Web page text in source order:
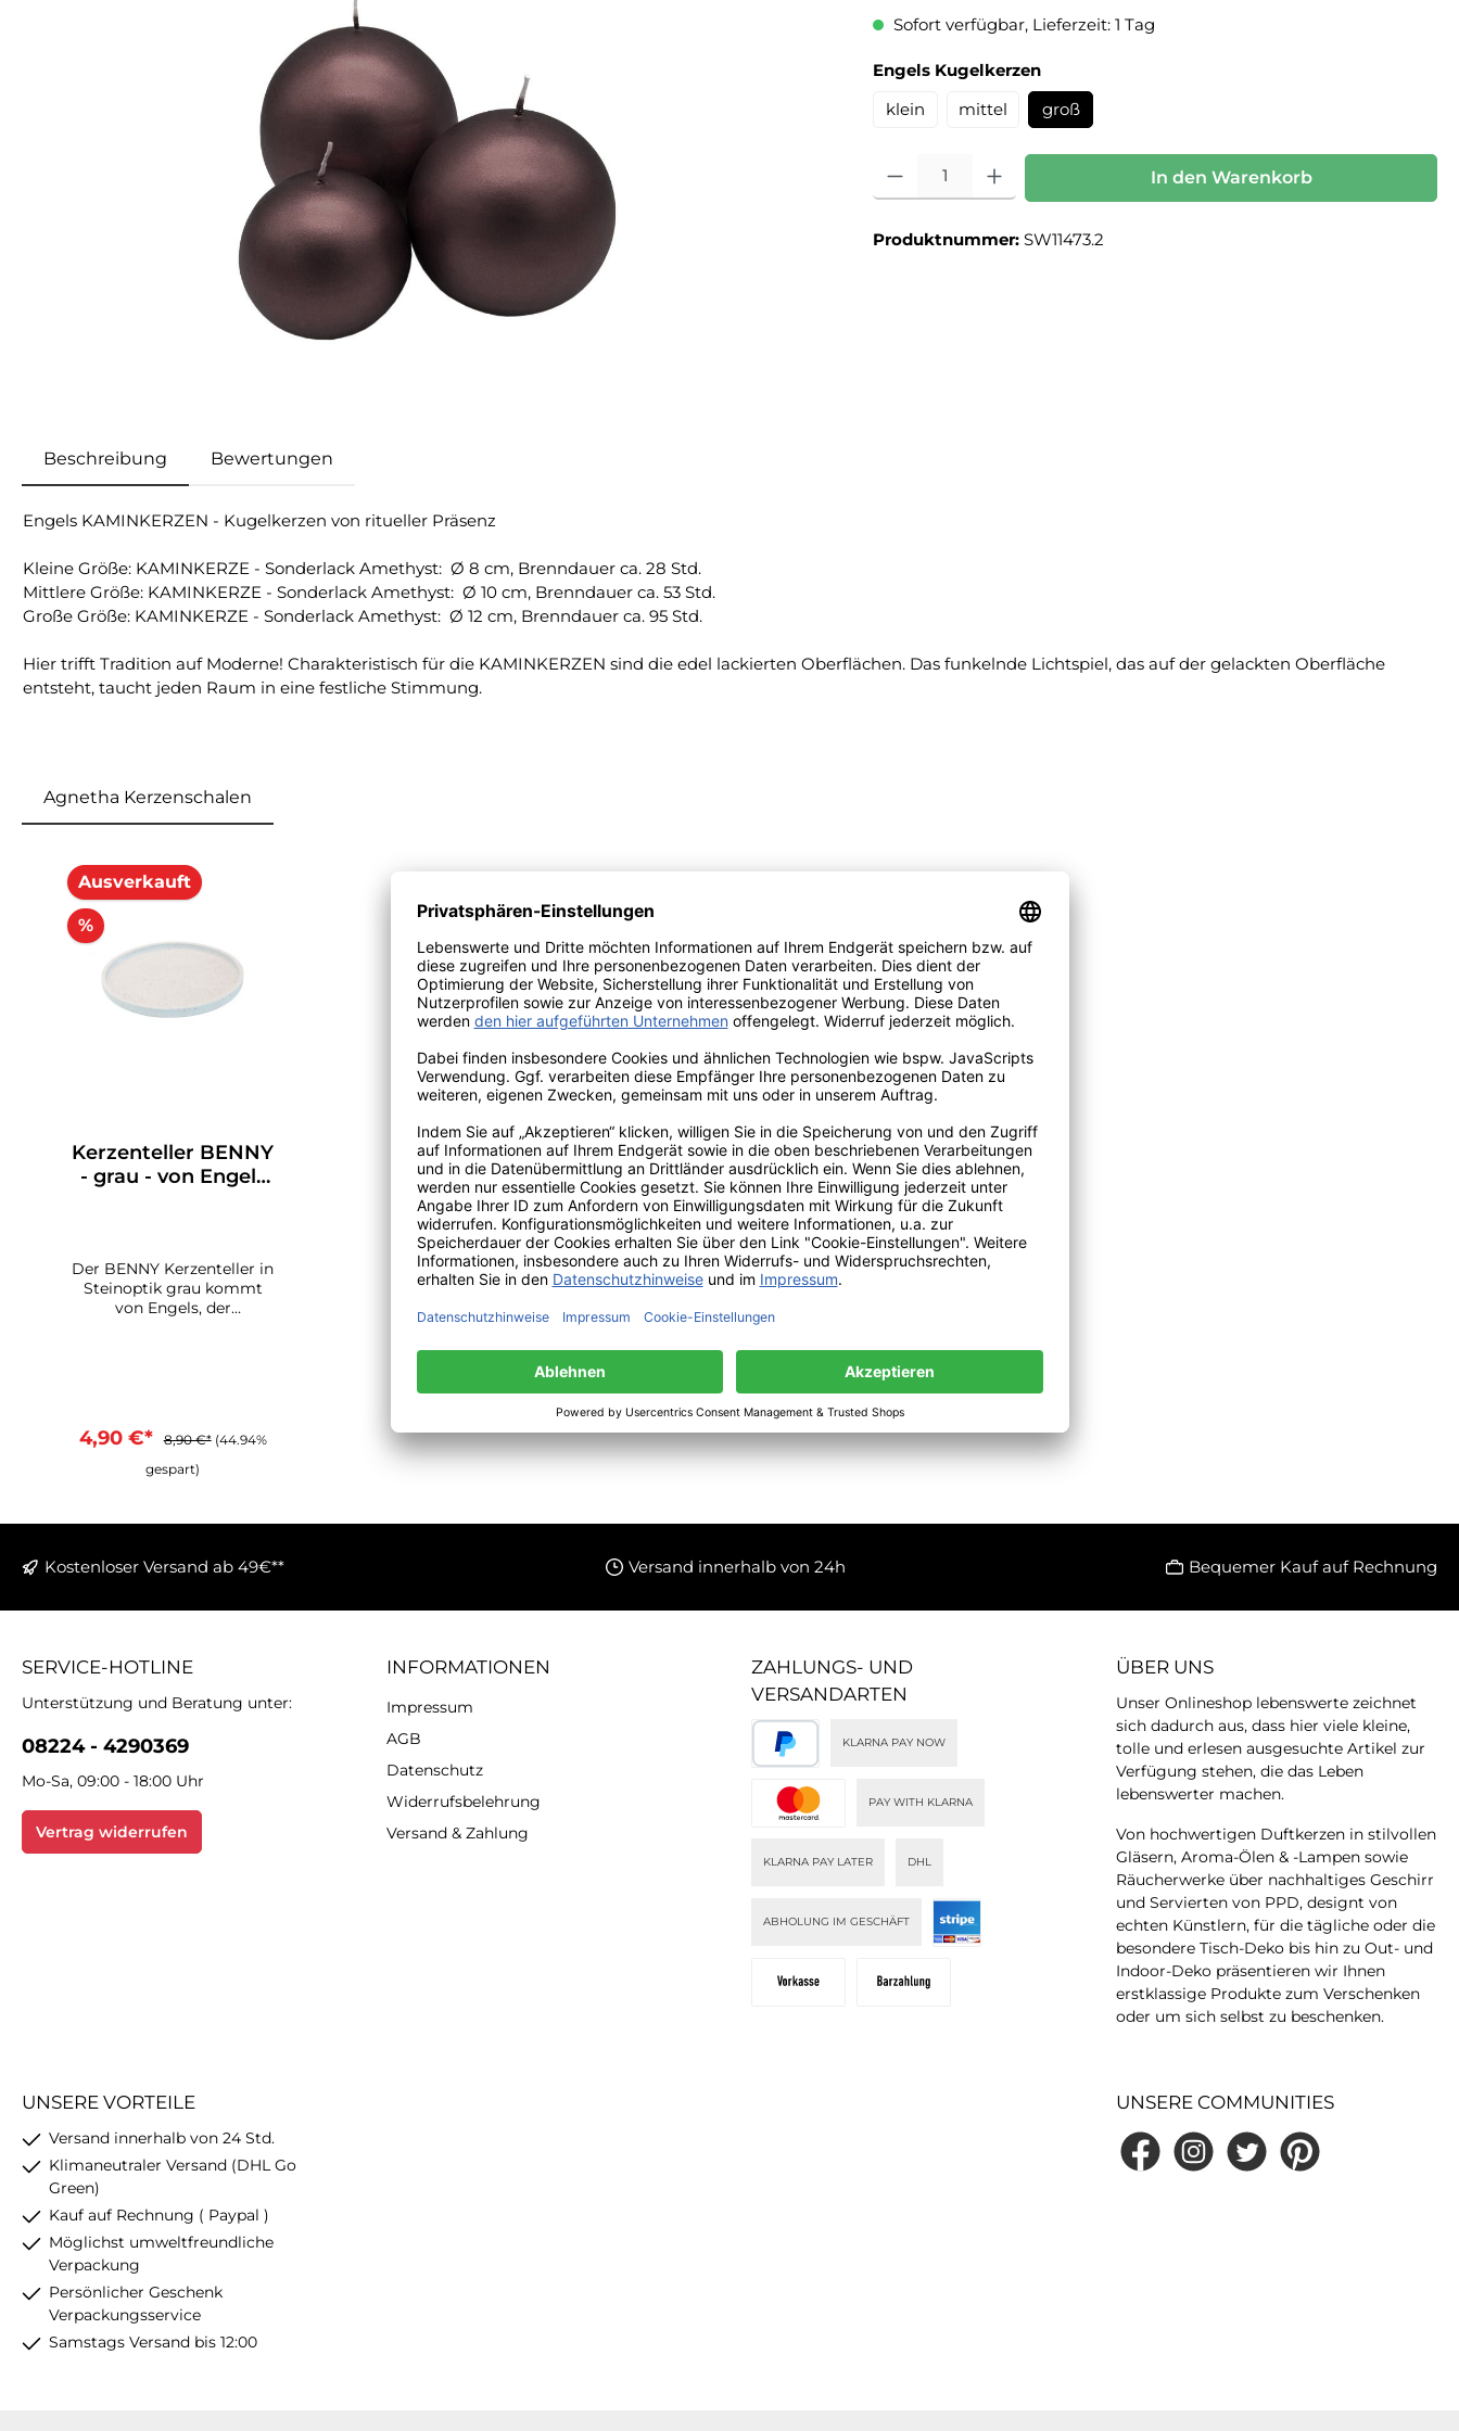
Sofort verfügbar, Lieferzeit: 1 Tag
Engels Kugelkerzenauswählen
klein
mittel groß
Produkt Anzahl: Gib den gewünschten Wert ein oder benutze die Schaltflächen um die
In den Warenkorb
Produktnummer: SW11473.2
Beschreibung Bewertungen
Engels KAMINKERZEN - Kugelkerzen von ritueller Präsenz
Kleine Größe: KAMINKERZE - Sonderlack Amethyst: Ø 8 cm, Brenndauer ca. 28 Std.
Mittlere Größe: KAMINKERZE - Sonderlack Amethyst: Ø 10 cm, Brenndauer ca. 53 Std.
Große Größe: KAMINKERZE - Sonderlack Amethyst: Ø 12 cm, Brenndauer ca. 95 Std.
Hier trifft Tradition auf Moderne! Charakteristisch für die KAMINKERZEN sind die edel lackierten Oberflächen. Das funkelnde Lichtspiel, das auf der gelackten Oberfläche
entsteht, taucht jeden Raum in eine festliche Stimmung.
Agnetha Kerzenschalen
Ausverkauft
%
Kerzenteller BENNY
- grau - von Engels
Der BENNY Kerzenteller in
Steinoptik grau kommt
von Engels, der
einer Kerzengruppe.Die
moderne Natursteinoptik
lässt sich wunderbar mit
den passenden Engels
kombinieren. Sie sind in
Grau erhältlich. Wählen Sie
4,90 €* 8,90 €* (44.94%
gespart)
Kostenloser Versand ab 49€** Versand innerhalb von 24h Bequemer Kauf auf Rechnung
SERVICE-HOTLINE
Unterstützung und Beratung unter:
08224 - 4290369
Mo-Sa, 09:00 - 18:00 Uhr
Vertrag widerrufen
INFORMATIONEN
Impressum
AGB
Datenschutz
Widerrufsbelehrung
Versand & Zahlung
ZAHLUNGS- UND
VERSANDARTEN
KLARNA PAY NOW
PAY WITH KLARNA
KLARNA PAY LATER DHL
ABHOLUNG IM GESCHÄFT
ÜBER UNS
Unser Onlineshop lebenswerte zeichnet
sich dadurch aus, dass hier viele kleine,
tolle und erlesen ausgesuchte Artikel zur
Verfügung stehen, die das Leben
lebenswerter machen.
Von hochwertigen Duftkerzen in stilvollen
Gläsern, Aroma-Ölen & -Lampen sowie
Räucherwerke über nachhaltiges Geschirr
und Servierten von PPD, designt von
echten Künstlern, für die tägliche oder die
besondere Tisch-Deko bis hin zu Out- und
Indoor-Deko präsentieren wir Ihnen
erstklassige Produkte zum Verschenken
oder um sich selbst zu beschenken.
UNSERE VORTEILE
Versand innerhalb von 24 Std.
Klimaneutraler Versand (DHL Go
Green)
Kauf auf Rechnung ( Paypal )
Möglichst umweltfreundliche
Verpackung
Persönlicher Geschenk
Verpackungsservice
Samstags Versand bis 12:00
UNSERE COMMUNITIES
FacebookInstagramTwitter Pinterest